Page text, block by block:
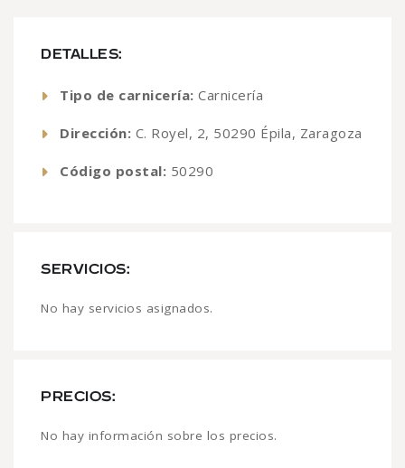
DETALLES:
Tipo de carnicería: Carnicería
Dirección: C. Royel, 2, 50290 Épila, Zaragoza
Código postal: 50290
SERVICIOS:
No hay servicios asignados.
PRECIOS:
No hay información sobre los precios.